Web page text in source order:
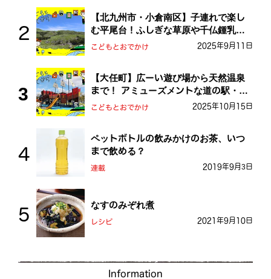
【北九州市・小倉南区】子連れで楽し
む平尾台！ふしぎな草原や千仏鍾乳洞
を探検しよう！
こどもとおでかけ 2025年9月11日
【大任町】広ーい遊び場から天然温泉
まで！ アミューズメントな道の駅・お
おとう桜街道
こどもとおでかけ 2025年10月15日
ペットボトルの飲みかけのお茶、いつ
まで飲める？
連載 2019年9月3日
なすのみぞれ煮
レシピ 2021年9月10日
Information